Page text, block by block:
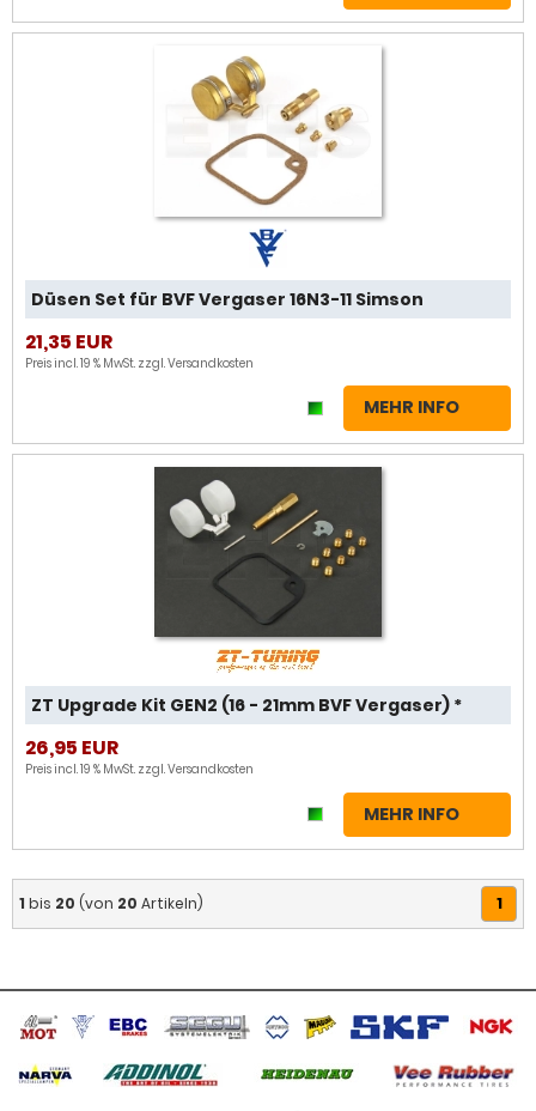
Düsen Set für BVF Vergaser 16N3-11 Simson
21,35 EUR
Preis incl. 19 % MwSt. zzgl.Versandkosten
MEHR INFO
ZT Upgrade Kit GEN2 (16 - 21mm BVF Vergaser) *
26,95 EUR
Preis incl. 19 % MwSt. zzgl.Versandkosten
MEHR INFO
1 bis 20 (von 20 Artikeln) 1